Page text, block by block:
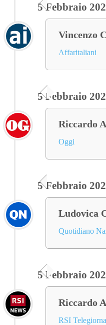
5 Febbraio
Vincenzo
Affaritaliani
5 Febbraio
Riccardo
Oggi
5 Febbraio
Ludovica
Quotidiano
5 Febbraio
Riccardo
RSI